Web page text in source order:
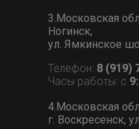
3.Московская
Ногинск,
ул. Ямкинское
Телефон: 8 (919)
Часы работы: с
4.Московская
г. Воскресенск,